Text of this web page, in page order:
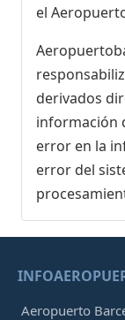
el
derivados
información
error en la
error del
Aeropuerto